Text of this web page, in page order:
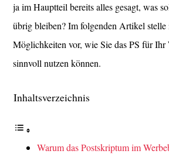
ja im Hauptteil bereits alles gesagt, was
übrig bleiben? Im folgenden Artikel
Möglichkeiten vor, wie Sie das PS für Ihr
sinnvoll nutzen können.
Inhaltsverzeichnis
Warum das Postskriptum im